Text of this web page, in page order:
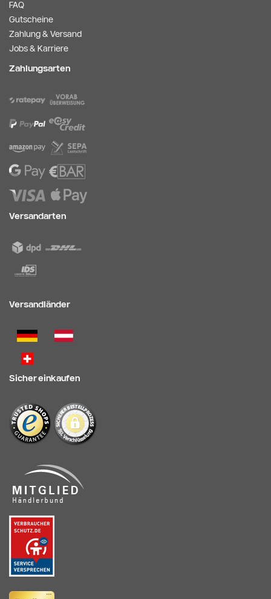
FAQ
Gutscheine
Zahlung & Versand
Jobs & Karriere
Zahlungsarten
Versandarten
Versandländer
Sicher einkaufen